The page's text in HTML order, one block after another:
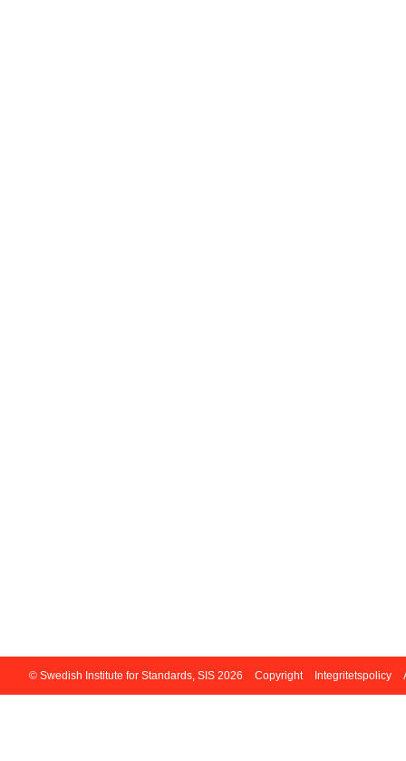
© Swedish Institute for Standards, SIS 2026 Copyright Integritetspolicy